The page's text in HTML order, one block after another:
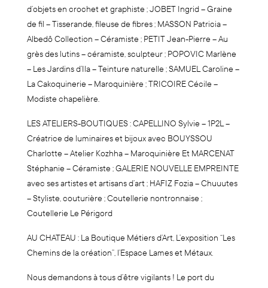
d’objets en crochet et graphiste ; JOBET Ingrid – Graine
de fil – Tisserande, fileuse de fibres ; MASSON Patricia –
Albedô Collection – Céramiste ; PETIT Jean-Pierre – Au
grès des lutins – céramiste, sculpteur ; POPOVIC Marlène
– Les Jardins d’Ila – Teinture naturelle ; SAMUEL Caroline –
La Cakoquinerie – Maroquinière ; TRICOIRE Cécile –
Modiste chapelière.
LES ATELIERS-BOUTIQUES : CAPELLINO Sylvie – 1P2L –
Créatrice de luminaires et bijoux avec BOUYSSOU
Charlotte – Atelier Kozhha – Maroquinière Et MARCENAT
Stéphanie – Céramiste ; GALERIE NOUVELLE EMPREINTE
avec ses artistes et artisans d’art ; HAFIZ Fozia – Chuuutes
– Styliste, couturière ; Coutellerie nontronnaise ;
Coutellerie Le Périgord
AU CHATEAU : La Boutique Métiers d’Art, L’exposition “Les
Chemins de la création”, l’Espace Lames et Métaux.
Nous demandons à tous d’être vigilants ! Le port du